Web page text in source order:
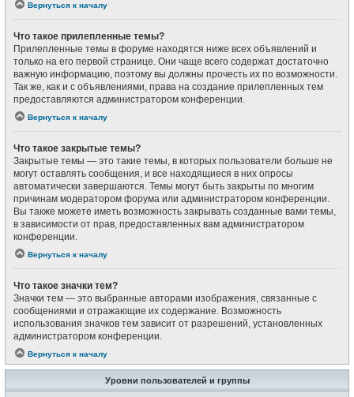
Вернуться к началу
Что такое прилепленные темы?
Прилепленные темы в форуме находятся ниже всех объявлений и
только на его первой странице. Они чаще всего содержат достаточно
важную информацию, поэтому вы должны прочесть их по возможности.
Так же, как и с объявлениями, права на создание прилепленных тем
предоставляются администратором конференции.
Вернуться к началу
Что такое закрытые темы?
Закрытые темы — это такие темы, в которых пользователи больше не
могут оставлять сообщения, и все находящиеся в них опросы
автоматически завершаются. Темы могут быть закрыты по многим
причинам модератором форума или администратором конференции.
Вы также можете иметь возможность закрывать созданные вами темы,
в зависимости от прав, предоставленных вам администратором
конференции.
Вернуться к началу
Что такое значки тем?
Значки тем — это выбранные авторами изображения, связанные с
сообщениями и отражающие их содержание. Возможность
использования значков тем зависит от разрешений, установленных
администратором конференции.
Вернуться к началу
Уровни пользователей и группы